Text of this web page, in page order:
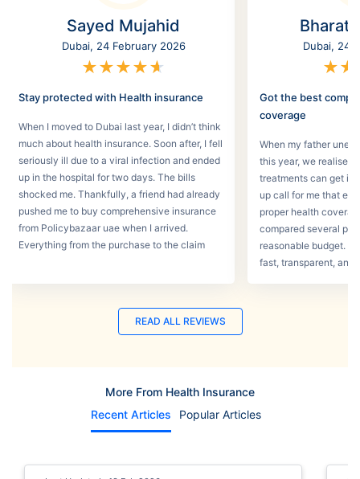
Sayed Mujahid
Dubai, 24 February 2026
★★★★★
Stay protected with Health insurance
When I moved to Dubai last year, I didn’t think
much about health insurance. Soon after, I fell
seriously ill due to a viral infection and ended
up in the hospital for two days. The bills
shocked me. Thankfully, a friend had already
pushed me to buy comprehensive insurance
from Policybazaar uae when I arrived.
Everything from the purchase to the claim
Dubai, 24
★★
Got the best
coverage
When my father
this year, we realised
treatments can get in
up call for me that
proper health
compared several
reasonable budget.
fast, transparent, and
READ ALL REVIEWS
More From Health Insurance
Recent Articles
Popular Articles